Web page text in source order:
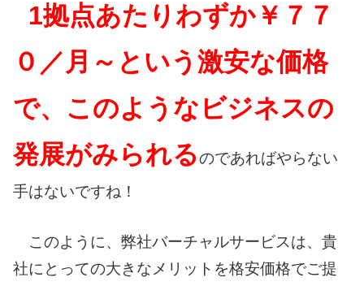
1拠点あたりわずか￥７７
０／月～という激安な価格
で、このようなビジネスの
発展がみられるのであればやらない
手はないですね！
このように、弊社バーチャルサービスは、貴
社にとっての大きなメリットを格安価格でご提